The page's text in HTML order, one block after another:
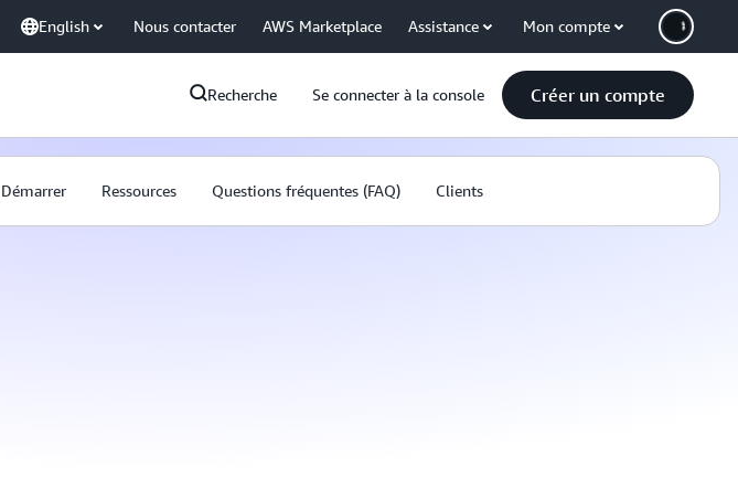
English Nous contacter AWS Marketplace Assistance Mon compte
Recherche Se connecter à la console Créer un compte
Démarrer Ressources Questions fréquentes (FAQ) Clients